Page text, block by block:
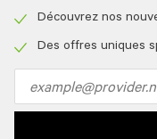
icon
icon
Découvrez nos
Des offres uniques
address